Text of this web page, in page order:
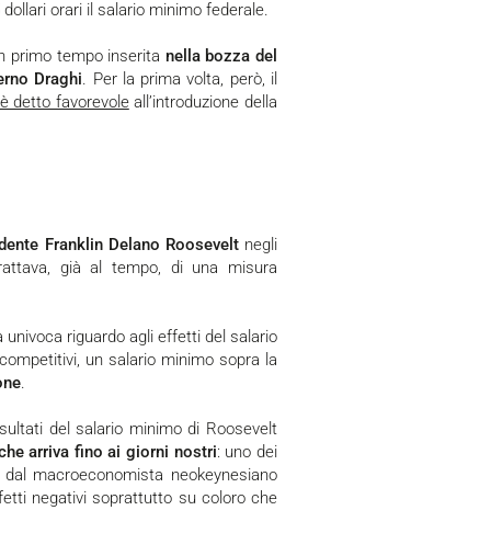
orari il salario minimo federale.
primo tempo inserita nella bozza del
Draghi. Per la prima volta, però, il
detto favorevoleall’introduzione della
Franklin Delano Rooseveltnegli
già al tempo, di una misura
riguardo agli effetti del salario
un salario minimo sopra la
.
arriva fino ai giorni nostri: uno dei
macroeconomista neokeynesiano
negativi soprattutto su coloro che